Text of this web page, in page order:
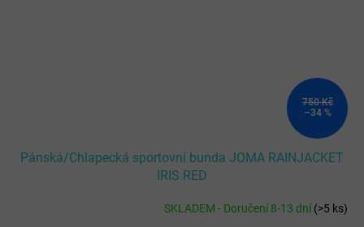
750 Kč
–34 %
Pánská/Chlapecká sportovní bunda JOMA RAINJACKET
IRIS RED
SKLADEM - Doručení 8-13 dní(>5 ks)